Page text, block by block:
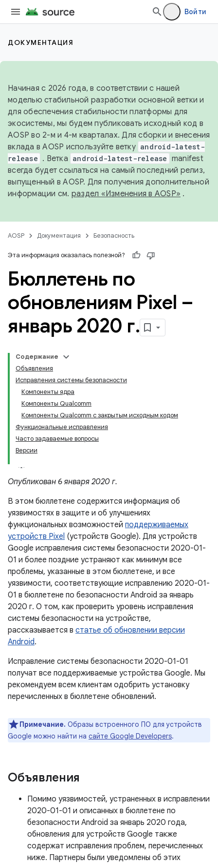
Войти
ДОКУМЕНТАЦИЯ
Начиная с 2026 года, в соответствии с нашей
моделью стабильной разработки основной ветки и
для обеспечения стабильности платформы для
экосистемы, мы будем публиковать исходный код в
AOSP во 2-м и 4-м кварталах. Для сборки и внесения
вклада в AOSP используйте ветку android-latest-
release . Ветка android-latest-release manifest
всегда будет ссылаться на самый последний релиз,
выпущенный в AOSP. Для получения дополнительной
информации см. раздел «Изменения в AOSP» .
AOSP Документация Безопасность
Эта информация оказалась полезной?
Бюллетень по
обновлениям Pixel –
январь 2020 г.
Содержание
Объявления
Исправления системы безопасности
Компоненты ядра
Компоненты Qualcomm
Компоненты Qualcomm с закрытым исходным кодом
Функциональные исправления
Часто задаваемые вопросы
Версии
Опубликован 6 января 2020 г.
В этом бюллетене содержится информация об
уязвимостях в защите и об улучшениях
функциональных возможностей поддерживаемых
устройств Pixel (устройств Google). Для устройств
Google исправления системы безопасности 2020-01-
01 и более поздние устраняют как минимум все
проблемы, указанные в этом бюллетене, и все
уязвимости, соответствующие исправлению 2020-01-
01 в бюллетене по безопасности Android за январь
2020 г. О том, как проверить уровень исправления
системы безопасности на устройстве,
рассказывается в статье об обновлении версии
Android.
Исправление системы безопасности 2020-01-01
получат все поддерживаемые устройства Google. Мы
рекомендуем всем клиентам одобрить установку
перечисленных в бюллетене обновлений.
Примечание. Образы встроенного ПО для устройств
Google можно найти на сайте Google Developers.
Объявления
Помимо уязвимостей, устраненных в исправлении
2020-01-01 и описанных в бюллетене по
безопасности Android за январь 2020 года,
обновления для устройств Google также
содержат исправления проблем, перечисленных
ниже. Партнеры были уведомлены об этих